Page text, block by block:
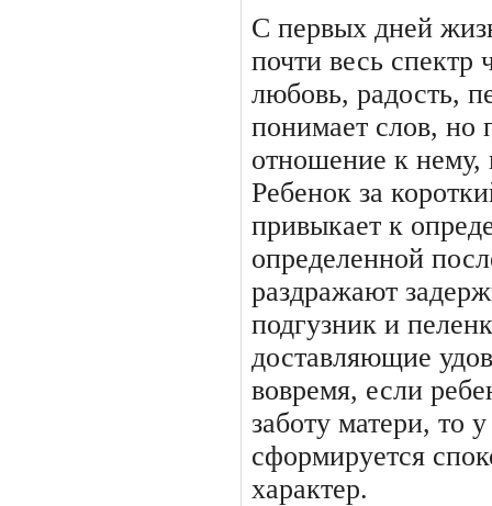
С первых дней
почти весь спектр
любовь, радость,
понимает слов, но
отношение к нему,
Ребенок за
привыкает к
определенной
раздражают
подгузник и
доставляющие
вовремя, если
заботу матери, то
сформируется
характер.